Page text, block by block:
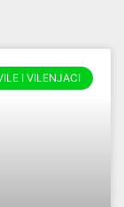
I VILENJACI